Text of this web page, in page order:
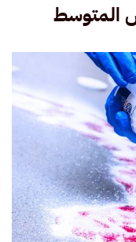
المتوسط